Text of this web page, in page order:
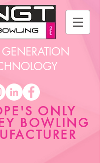
GENERATION
ONLY
BOWLING